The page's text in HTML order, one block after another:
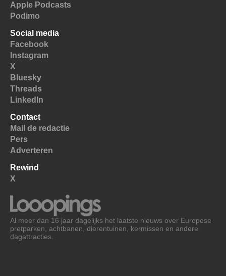
Apple Podcasts
Podimo
Social media
Facebook
Instagram
X
Bluesky
Threads
LinkedIn
Contact
Mail de redactie
Pers
Adverteren
Rewind
X
Al meer dan 16 jaar dagelijks het laatste nieuws over Europese
pretparken, achtbanen, dierentuinen, kermissen en andere
dagattracties.